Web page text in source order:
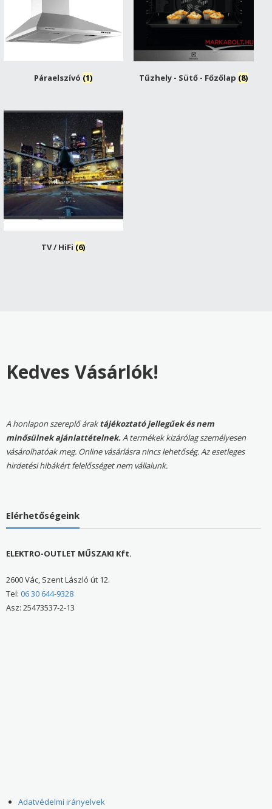
Páraelszívó (1) Tűzhely - Sütő - Főzőlap (8)
TV / HiFi (6)
Kedves Vásárlók!
A honlapon szereplő áraktájékoztató jellegűek és nem
minősülnek ajánlattételnek.A termékek kizárólag személyesen
vásárolhatóak meg. Online vásárlásra nincs lehetőség. Az esetleges
hirdetési hibákért felelősséget nem vállalunk.
Elérhetőségeink
ELEKTRO-OUTLET MŰSZAKI Kft.
2600 Vác, Szent László út 12.
Tel: 06 30 644-9328
Asz: 25473537-2-13
Adatvédelmi irányelvek